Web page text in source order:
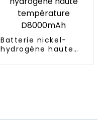
Batterie nickel-
hydrogène haute